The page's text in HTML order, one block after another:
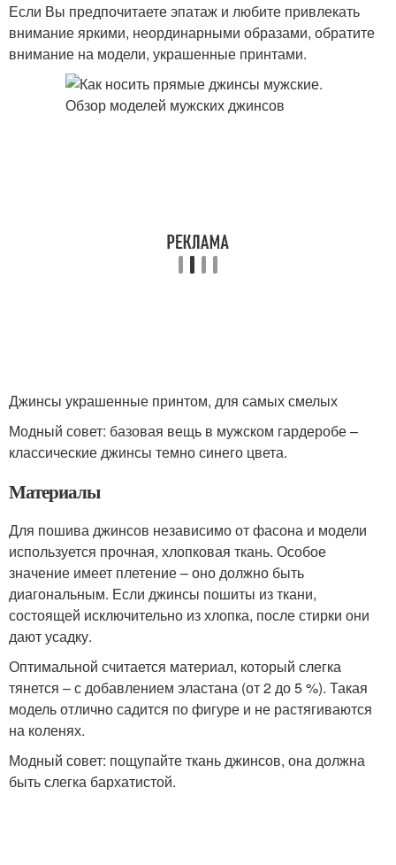
Если Вы предпочитаете эпатаж и любите привлекать
внимание яркими, неординарными образами, обратите
внимание на модели, украшенные принтами.
Джинсы украшенные принтом, для самых смелых
Модный совет: базовая вещь в мужском гардеробе –
классические джинсы темно синего цвета.
Материалы
Для пошива джинсов независимо от фасона и модели
используется прочная, хлопковая ткань. Особое
значение имеет плетение – оно должно быть
диагональным. Если джинсы пошиты из ткани,
состоящей исключительно из хлопка, после стирки они
дают усадку.
Оптимальной считается материал, который слегка
тянется – с добавлением эластана (от 2 до 5 %). Такая
модель отлично садится по фигуре и не растягиваются
на коленях.
Модный совет: пощупайте ткань джинсов, она должна
быть слегка бархатистой.